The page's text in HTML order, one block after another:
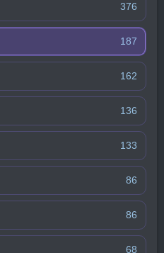
376
187
162
136
133
86
86
68